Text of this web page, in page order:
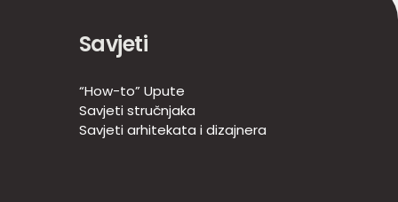
Savjeti
“How-to” Upute
Savjeti stručnjaka
Savjeti arhitekata i dizajnera